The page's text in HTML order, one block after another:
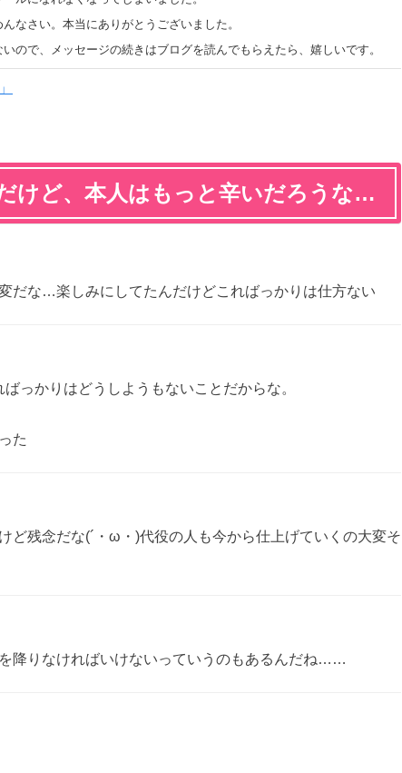
なさい。本当にありがとうございました。
ので、メッセージの続きはブログを読んでもらえたら、嬉しいです。
けど、本人はもっと辛いだろうな…
だな…楽しみにしてたんだけどこればっかりは仕方ない
ばっかりはどうしようもないことだからな。
た
ど残念だな(´・ω・)代役の人も今から仕上げていくの大変そ
降りなければいけないっていうのもあるんだね……